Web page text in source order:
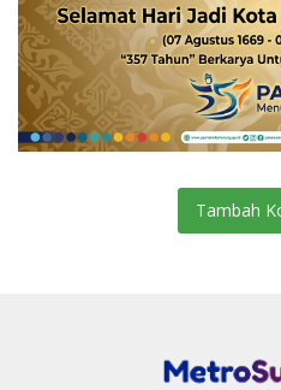
Tambah